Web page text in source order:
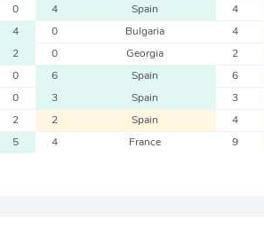
0 4 Spain 4
4 0 Bulgaria 4
2 0 Georgia 2
0 6 Spain 6
0 3 Spain 3
2 2 Spain 4
5 4 France 9